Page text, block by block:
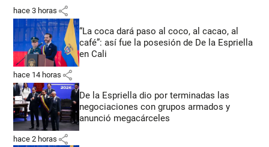
hace 3 horas share
“La coca dará paso al coco, al cacao, al
café”: así fue la posesión de De la Espriella
en Cali
hace 14 horas share
De la Espriella dio por terminadas las
negociaciones con grupos armados y
anunció megacárceles
hace 2 horas share